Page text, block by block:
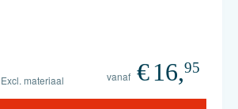
Excl. materiaal vanaf €16,95